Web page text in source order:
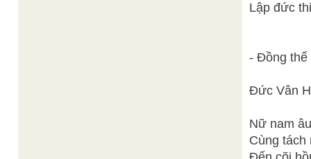
Lập đức
- Đồng thể
Đức Vân
Nữ nam
Cùng